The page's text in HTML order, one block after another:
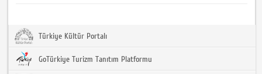
Türkiye Kültür Portalı
GoTürkiye Turizm Tanıtım Platformu